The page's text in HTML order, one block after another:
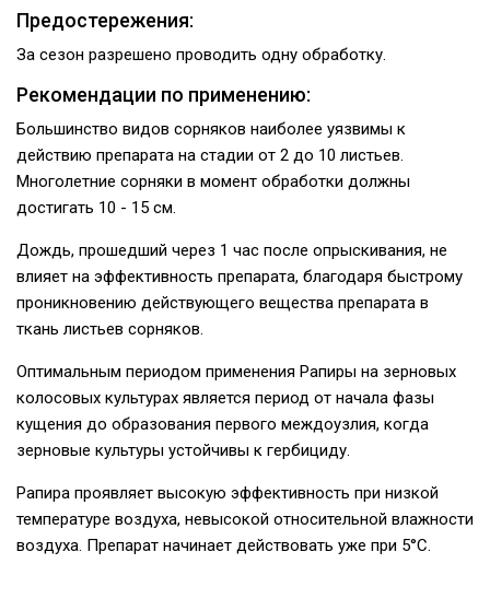
Предостережения:
За сезон разрешено проводить одну обработ­ку.
Рекомендации по применению:
Большинство видов сорняков наиболее уяз­вимы к
действию препарата на стадии от 2 до 10 листьев.
Многолетние сорняки в момент об­работки должны
достигать 10 - 15 см.
Дождь, прошедший через 1 час после опры­скивания, не
влияет на эффективность препа­рата, благодаря быстрому
проникновению дей­ствующего вещества препарата в
ткань листьев сорняков.
Оптимальным периодом применения Рапиры на зерновых
колосовых культурах является пе­риод от начала фазы
кущения до образования первого междоузлия, когда
зерновые культуры устойчивы к гербициду.
Рапира проявляет высокую эффективность при низкой
температуре воздуха, невысокой относительной влажности
воздуха. Препарат начинает действовать уже при 5°С.